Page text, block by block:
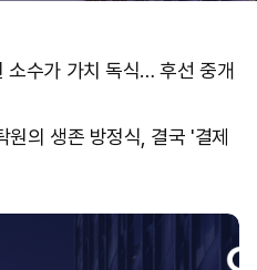
소수가 가치 독식… 후선 중개
원의 생존 방정식, 결국 '결제